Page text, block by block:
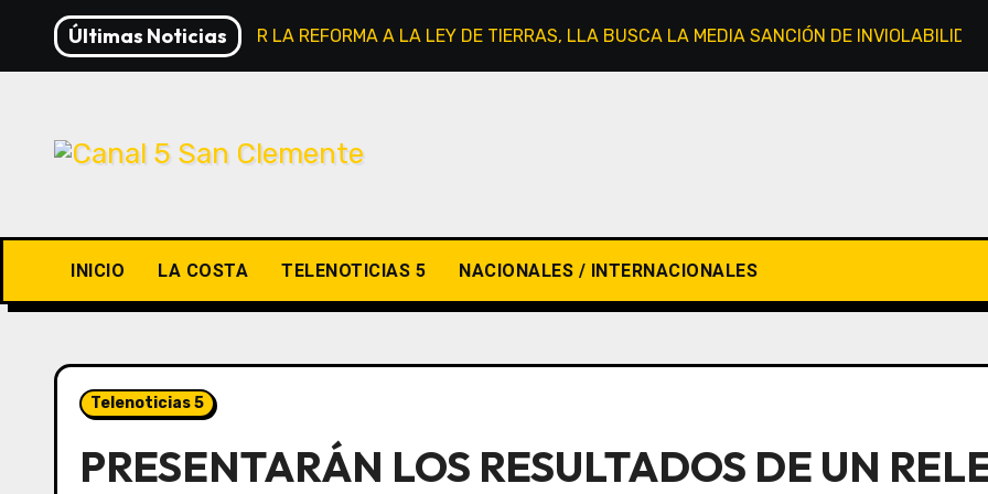
contenido
Últimas Noticias
VIVO: TRAS RETIRAR LA REFORMA A LA LEY DE TIERRAS, LLA BUSCA LA MEDIA SANCIÓN DE
INICIO LA COSTA TELENOTICIAS 5 NACIONALES / INTERNACIONALES
Telenoticias 5
PRESENTARÁN LOS RESULTADOS DE UN